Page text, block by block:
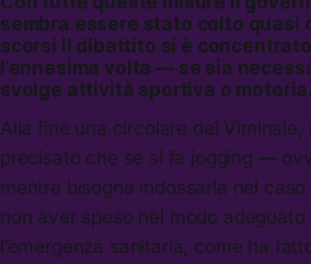
sembra essere stato colto quasi
scorsi il dibattito si è
l’ennesima volta — se sia
svolge attività sportiva o motoria.
Alla fine una circolare del
precisato che se si fa jogging —
mentre bisogna indossarla nel
non aver speso nel modo
l’emergenza sanitaria, come ha